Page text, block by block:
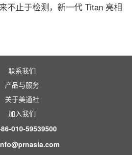
不止于检测，新一代 Titan 亮相
联系我们
产品与服务
关于美通社
加入我们
010-59539500